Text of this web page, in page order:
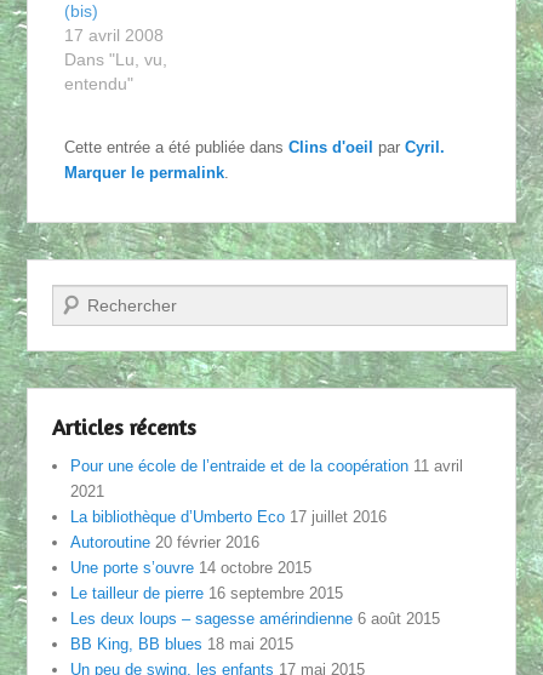
(bis)
17 avril 2008
Dans "Lu, vu,
entendu"
Cette entrée a été publiée dansClins d'oeil parCyril.
Marquer lepermalink.
Recherche
Articles récents
Pour une école de l’entraide et de la coopération 11 avril
2021
La bibliothèque d’Umberto Eco 17 juillet 2016
Autoroutine 20 février 2016
Une porte s’ouvre 14 octobre 2015
Le tailleur de pierre 16 septembre 2015
Les deux loups – sagesse amérindienne 6 août 2015
BB King, BB blues 18 mai 2015
Un peu de swing, les enfants 17 mai 2015